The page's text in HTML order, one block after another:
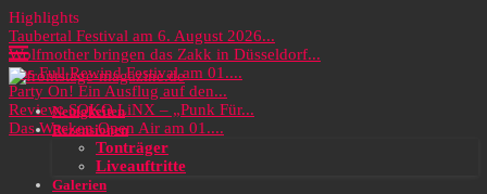
Highlights
Taubertal Festival am 6. August 2026...
Wolfmother bringen das Zakk in Düsseldorf...
Das Full Rewind Festival am 01....
Party On! Ein Ausflug auf den...
Review: SOKO LiNX – „Punk Für...
Das Wacken Open Air am 01....
Neuigkeiten
Rezensionen
Tonträger
Liveauftritte
Galerien